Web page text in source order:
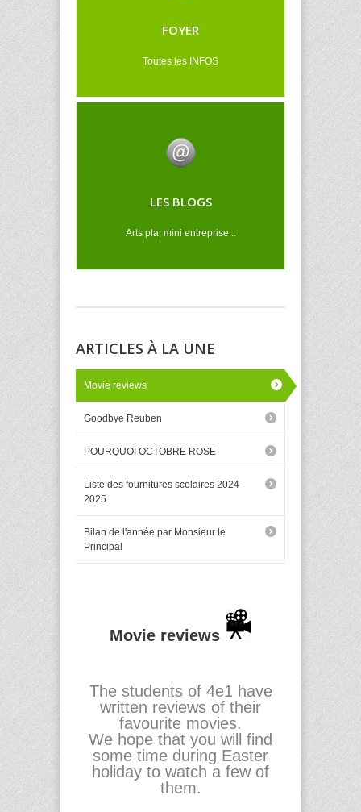
FOYER
Toutes les INFOS
LES BLOGS
Arts pla, mini entreprise...
ARTICLES À LA UNE
Movie reviews
Goodbye Reuben
POURQUOI OCTOBRE ROSE
Liste des fournitures scolaires 2024-
2025
Bilan de l'année par Monsieur le
Principal
Movie reviews
The students of 4e1 have
written reviews of their
favourite movies.
We hope that you will find
some time during Easter
holiday to watch a few of
them.